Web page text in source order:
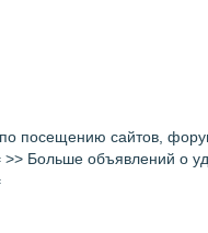
посещению сайтов,
>> Больше объявлений о